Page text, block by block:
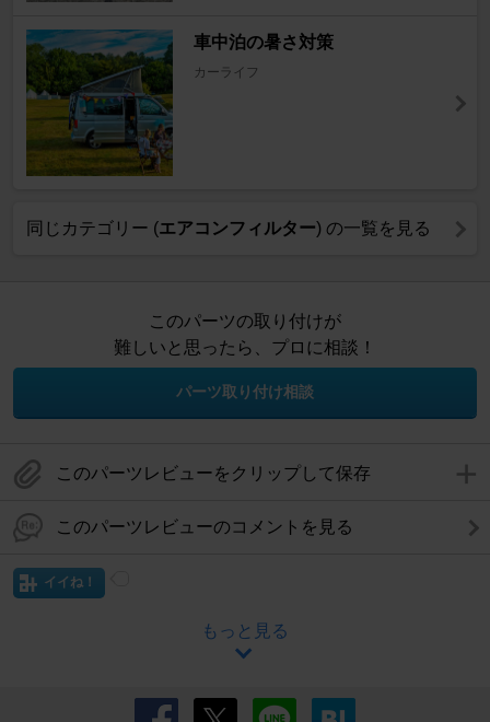
車中泊の暑さ対策
カーライフ
同じカテゴリー (エアコンフィルター) の一覧を見る
このパーツの取り付けが
難しいと思ったら、プロに相談！
パーツ取り付け相談
このパーツレビューをクリップして保存
このパーツレビューのコメントを見る
イイね！
もっと見る